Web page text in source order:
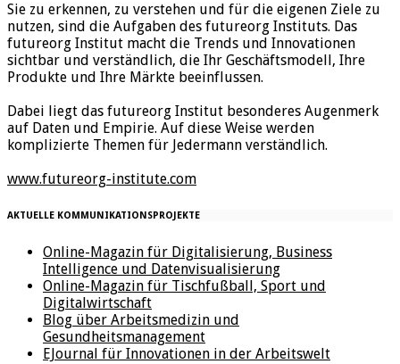
Sie zu erkennen, zu verstehen und für die eigenen Ziele zu
nutzen, sind die Aufgaben des futureorg Instituts. Das
futureorg Institut macht die Trends und Innovationen
sichtbar und verständlich, die Ihr Geschäftsmodell, Ihre
Produkte und Ihre Märkte beeinflussen.
Dabei liegt das futureorg Institut besonderes Augenmerk
auf Daten und Empirie. Auf diese Weise werden
komplizierte Themen für Jedermann verständlich.
www.futureorg-institute.com
AKTUELLE KOMMUNIKATIONSPROJEKTE
Online-Magazin für Digitalisierung, Business
Intelligence und Datenvisualisierung
Online-Magazin für Tischfußball, Sport und
Digitalwirtschaft
Blog über Arbeitsmedizin und
Gesundheitsmanagement
EJournal für Innovationen in der Arbeitswelt